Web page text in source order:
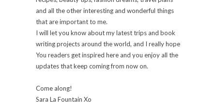
and all the other interesting and wonderful things
that are important to me.
I will let you know about my latest trips and book
writing projects around the world, and I really hope
You readers get inspired here and you enjoy all the
updates that keep coming from now on.
Come along!
Sara La Fountain Xo